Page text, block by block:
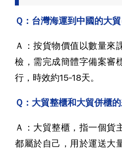
Ｑ：台灣海運到中國的大
Ａ：按貨物價值以數量來
檢，需完成簡體字備案審
行，時效約15-18天。
Ｑ：大貿整櫃和大貿併櫃
Ａ：大貿整櫃，指一個貨
都屬於自己，用於運送大